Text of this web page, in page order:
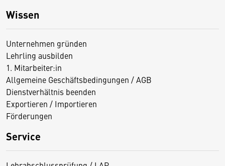
Wissen
Unternehmen gründen
Lehrling ausbilden
1. Mitarbeiter:in
Allgemeine Geschäftsbedingungen / AGB
Dienstverhältnis beenden
Exportieren / Importieren
Förderungen
Service